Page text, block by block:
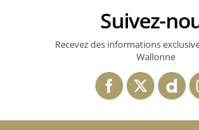
Suivez-
Recevez des informations
Wallonne